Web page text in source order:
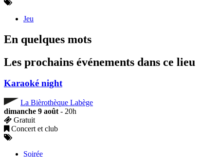
Jeu
En quelques mots
Les prochains événements dans ce lieu
Karaoké night
La Bièrothèque Labège
dimanche 9 août - 20h
Gratuit
Concert et club
Soirée